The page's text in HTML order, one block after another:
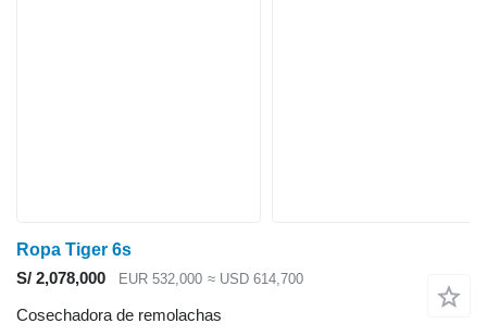
Ropa Tiger 6s
S/ 2,078,000
EUR 532,000 ≈ USD 614,700
Cosechadora de remolachas